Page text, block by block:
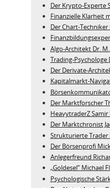
Der Krypto-Experte
Finanzielle Klarheit
Der Chart-Techniker
Algo‑Architekt Dr.
Trading-Psychologe
Der
Kapitalmarkt-
Der Marktforscher
HeavytraderZ
Der Marktchronist
Strukturierte Trader
Der Börsenprofi
Anlegerfreund
„Goldesel“ Michael
Psychologische